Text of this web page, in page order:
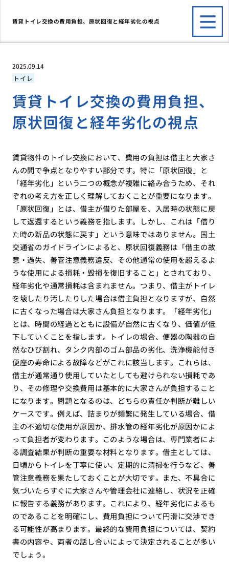
賃貸トイレ交換の費用負担、原状回復と経年劣化の視点
2025.09.14
トイレ
賃貸トイレ交換の費用負担、
原状回復と経年劣化の視点
賃貸物件のトイレ交換において、費用の負担は借主と大家さ
んの間で争点となりやすい部分です。特に「原状回復」と
「経年劣化」という二つの概念が複雑に絡み合うため、それ
ぞれの考え方を正しく理解しておくことが重要になります。
「原状回復」とは、借主が借りた部屋を、入居時の状態に戻
して返還するという義務を指します。しかし、これは「借り
た時の新品の状態に戻す」という意味ではありません。国土
交通省のガイドラインによると、原状回復義務は「借主の故
意・過失、善管注意義務違反、その他通常の使用を超えるよ
うな使用による損耗・毀損を復旧すること」とされており、
経年劣化や通常損耗は含まれません。つまり、借主がトイレ
を壊したり汚したりした場合は借主負担となりますが、自然
に古くなった場合は大家さん負担となります。「経年劣化」
とは、時間の経過とともに設備が自然に古くなり、価値が低
下していくことを指します。トイレの場合、便器の陶器の自
然なひび割れ、タンク内部のゴム部品の劣化、洗浄機能付き
便座の寿命による故障などがこれに該当します。これらは、
借主が通常通り使用していたとしても避けられない損耗であ
り、その修理や交換費用は基本的に大家さんが負担すること
になります。問題となるのは、どちらの責任か判断が難しい
ケースです。例えば、詰まりが頻繁に発生している場合、借
主の不適切な使用が原因か、排水管の経年劣化が原因かによ
って負担者が変わります。このような場合は、専門業者によ
る調査結果が判断の重要な材料となります。借主としては、
日頃からトイレを丁寧に使い、定期的に清掃を行うなど、善
管注意義務を果たしておくことが大切です。また、不具合に
気づいたらすぐに大家さんや管理会社に連絡し、状況を正確
に報告する義務があります。これにより、経年劣化によるも
のであることを明確にし、費用負担について円滑に交渉でき
る可能性が高まります。最終的な費用負担については、契約
書の内容や、両者の話し合いによって決定されることが多い
でしょう。